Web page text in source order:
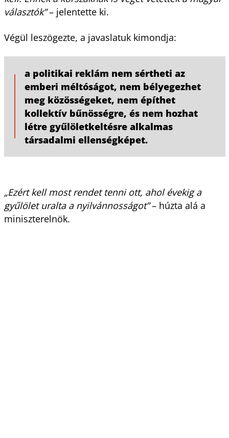
választók”– jelentette ki.
Végül leszögezte, a javaslatuk kimondja:
a politikai reklám nem sértheti az
emberi méltóságot, nem bélyegezhet
meg közösségeket, nem építhet
kollektív bűnösségre, és nem hozhat
létre gyűlöletkeltésre alkalmas
társadalmi ellenségképet.
„Ezért kell most rendet tenni ott, ahol évekig a
gyűlölet uralta a nyilvánnosságot”– húzta alá a
miniszterelnök.